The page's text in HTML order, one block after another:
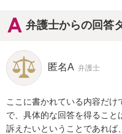
弁護士からの回答
匿名A 弁護士
ここに書かれている内容だ
で、具体的な回答を得ること
訴えたいということであれば